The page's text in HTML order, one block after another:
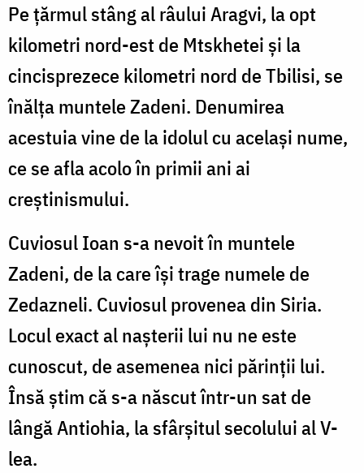
Pe țărmul stâng al râului Aragvi, la opt
kilometri nord-est de Mtskhetei și la
cincisprezece kilometri nord de Tbilisi, se
înălța muntele Zadeni. Denumirea
acestuia vine de la idolul cu același nume,
ce se afla acolo în primii ani ai
creștinismului.
Cuviosul Ioan s-a nevoit în muntele
Zadeni, de la care își trage numele de
Zedazneli. Cuviosul provenea din Siria.
Locul exact al nașterii lui nu ne este
cunoscut, de asemenea nici părinții lui.
Însă știm că s-a născut într-un sat de
lângă Antiohia, la sfârșitul secolului al V-
lea.